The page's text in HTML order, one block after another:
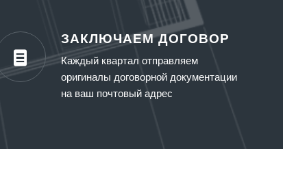
ЗАКЛЮЧАЕМ ДОГОВОР
Каждый квартал отправляем
оригиналы договорной документации
на ваш почтовый адрес